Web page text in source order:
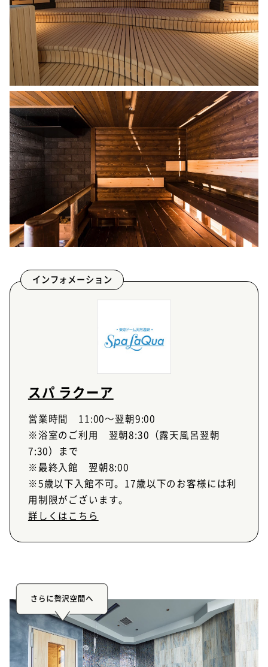
インフォメーション
スパ ラクーア
営業時間 11:00～翌朝9:00
※浴室のご利用 翌朝8:30（露天風呂翌朝
7:30）まで
※最終入館 翌朝8:00
※5歳以下入館不可。17歳以下のお客様には利
用制限がございます。
詳しくはこちら
さらに贅沢空間へ